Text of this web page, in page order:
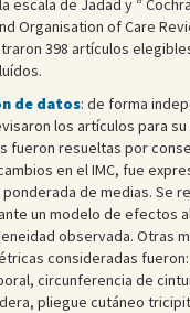
Organisation of Care
398 artículos
de datos: de forma
los artículos para su
fueron resueltas por
en el IMC, fue
de medias. Se
un modelo de efectos
observada. Otras
consideradas
circunferencia de
pliegue cutáneo